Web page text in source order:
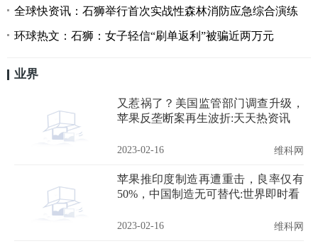
全球快资讯：石狮举行首次实战性森林消防应急综合演练
环球热文：石狮：女子轻信“刷单返利”被骗近两万元
业界
又惹祸了？美国监管部门调查升级，
苹果反垄断案再生波折:天天热资讯
2023-02-16 维科网
苹果推印度制造再遭重击，良率仅有
50%，中国制造无可替代:世界即时看
2023-02-16 维科网